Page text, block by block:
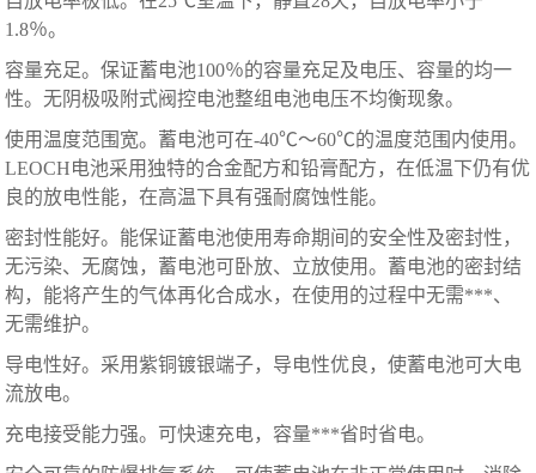
1.8％。
容量充足。保证蓄电池100％的容量充足及电压、容量的均一
性。无阴极吸附式阀控电池整组电池电压不均衡现象。
使用温度范围宽。蓄电池可在-40℃～60℃的温度范围内使用。
LEOCH电池采用独特的合金配方和铅膏配方，在低温下仍有优
良的放电性能，在高温下具有强耐腐蚀性能。
密封性能好。能保证蓄电池使用寿命期间的安全性及密封性，
无污染、无腐蚀，蓄电池可卧放、立放使用。蓄电池的密封结
构，能将产生的气体再化合成水，在使用的过程中无需***、
无需维护。
导电性好。采用紫铜镀银端子，导电性优良，使蓄电池可大电
流放电。
充电接受能力强。可快速充电，容量***省时省电。